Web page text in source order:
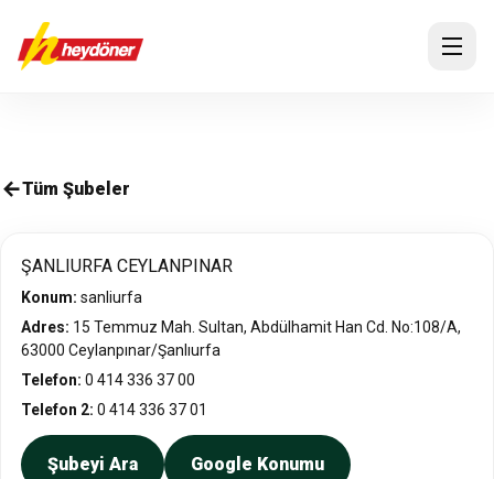
Tüm Şubeler
ŞANLIURFA CEYLANPINAR
Konum: sanliurfa
Adres: 15 Temmuz Mah. Sultan, Abdülhamit Han Cd. No:108/A,
63000 Ceylanpınar/Şanlıurfa
Telefon: 0 414 336 37 00
Telefon 2: 0 414 336 37 01
Şubeyi Ara Google Konumu